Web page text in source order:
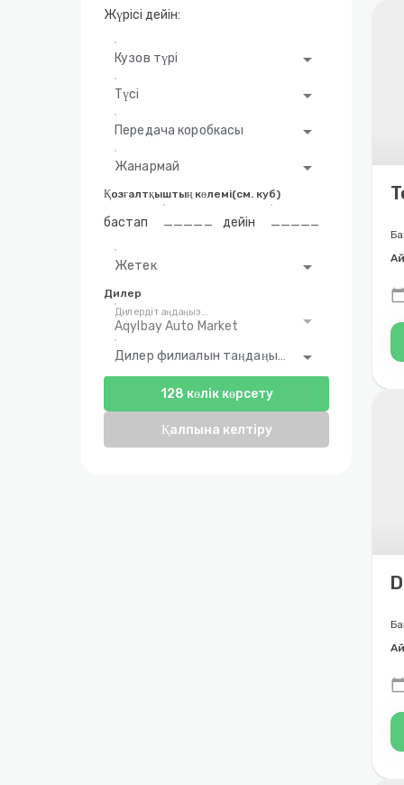
Жүрісі дейін:
Кузов түрі arrow_drop_down
Түсі arrow_drop_down
Передача коробкасы arrow_drop_down
Жанармай arrow_drop_down
Қозғалтқыштың көлемі(см. куб)
бастап дейін
Жетек arrow_drop_down
Дилер
Дилерді таңдаңыз...
Aqylbay Auto Market arrow_drop_down
Дилер филиалын таңдаңыз... arrow_drop_down
128 көлік көрсету
Қалпына келтіру